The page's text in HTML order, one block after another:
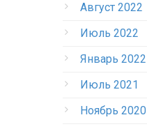
Август 2022
Июль 2022
Январь 2022
Июль 2021
Ноябрь 2020